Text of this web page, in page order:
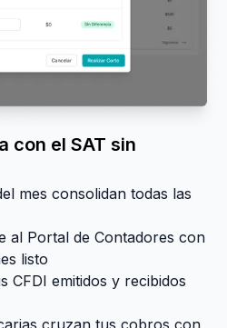
con el SAT sin
mes consolidan todas las
al Portal de Contadores con
listo
CFDI emitidos y recibidos
cruzan tus cobros con